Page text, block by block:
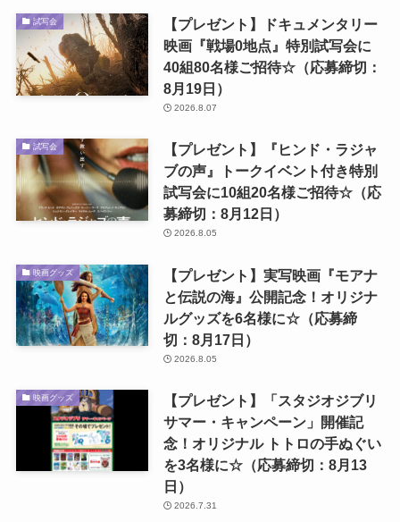
試写会
【プレゼント】ドキュメンタリー
映画『戦場0地点』特別試写会に
40組80名様ご招待☆（応募締切：
8月19日）
2026.8.07
試写会
【プレゼント】『ヒンド・ラジャ
ブの声』トークイベント付き特別
試写会に10組20名様ご招待☆（応
募締切：8月12日）
2026.8.05
映画グッズ
【プレゼント】実写映画『モアナ
と伝説の海』公開記念！オリジナ
ルグッズを6名様に☆（応募締
切：8月17日）
2026.8.05
映画グッズ
【プレゼント】「スタジオジブリ
サマー・キャンペーン」開催記
念！オリジナル トトロの手ぬぐい
を3名様に☆（応募締切：8月13
日）
2026.7.31